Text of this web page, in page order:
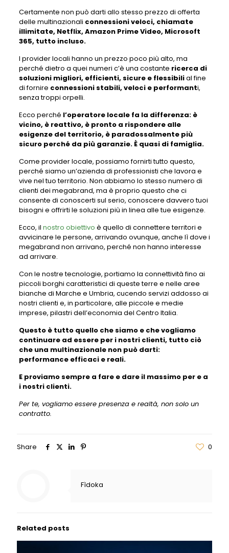
Certamente non può darti allo stesso prezzo di offerta
delle multinazionali connessioni veloci, chiamate
illimitate, Netflix, Amazon Prime Video, Microsoft
365, tutto incluso.
I provider locali hanno un prezzo poco più alto, ma
perché dietro a quei numeri c’è una costante ricerca di
soluzioni migliori, efficienti, sicure e flessibilial fine
di fornire connessioni stabili, veloci e performanti,
senza troppi orpelli.
Ecco perché l’operatore locale fa la differenza: è
vicino, è reattivo, è pronto a rispondere alle
esigenze del territorio, è paradossalmente più
sicuro perché da più garanzie. È quasi di famiglia.
Come provider locale, possiamo fornirti tutto questo,
perché siamo un’azienda di professionisti che lavora e
vive nel tuo territorio. Non abbiamo lo stesso numero di
clienti dei megabrand, ma è proprio questo che ci
consente di conoscerti sul serio, conoscere davvero tuoi
bisogni e offrirti le soluzioni più in linea alle tue esigenze.
Ecco, il nostro obiettivo è quello di connettere territori e
avvicinare le persone, arrivando ovunque, anche lì dove i
megabrand non arrivano, perché non hanno interesse
ad arrivare.
Con le nostre tecnologie, portiamo la connettività fino ai
piccoli borghi caratteristici di queste terre e nelle aree
bianche di Marche e Umbria, cucendo servizi addosso ai
nostri clienti e, in particolare, alle piccole e medie
imprese, pilastri dell’economia del Centro Italia.
Questo è tutto quello che siamo e che vogliamo
continuare ad essere per i nostri clienti, tutto ciò
che una multinazionale non può darti:
performance efficaci e reali.
E proviamo sempre a fare e dare il massimo per e a
i nostri clienti.
Per te, vogliamo essere presenza e realtà, non solo un
contratto.
Share 0
Fìdoka
Related posts